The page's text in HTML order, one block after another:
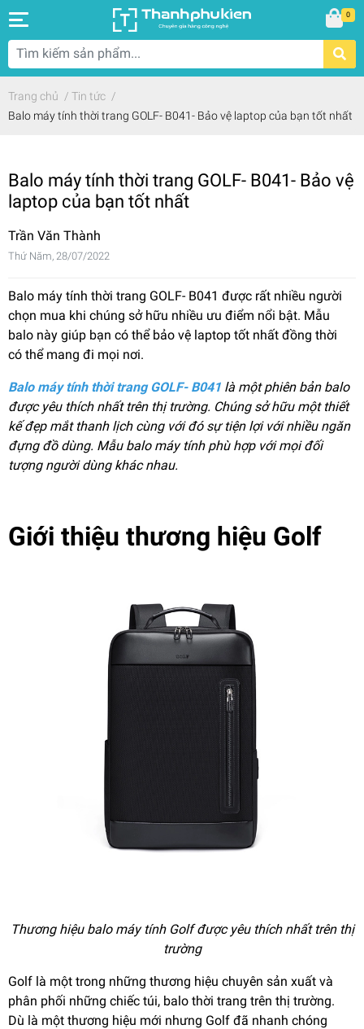
0
Trang chủ / Tin tức /
Balo máy tính thời trang GOLF- B041- Bảo vệ laptop của bạn tốt nhất
Balo máy tính thời trang GOLF- B041- Bảo vệ
laptop của bạn tốt nhất
Trần Văn Thành
Thứ Năm, 28/07/2022
Balo máy tính thời trang GOLF- B041 được rất nhiều người
chọn mua khi chúng sở hữu nhiều ưu điểm nổi bật. Mẫu
balo này giúp bạn có thể bảo vệ laptop tốt nhất đồng thời
có thể mang đi mọi nơi.
Balo máy tính thời trang GOLF- B041 là một phiên bản balo
được yêu thích nhất trên thị trường. Chúng sở hữu một thiết
kế đẹp mắt thanh lịch cùng với đó sự tiện lợi với nhiều ngăn
đựng đồ dùng. Mẫu balo máy tính phù hợp với mọi đối
tượng người dùng khác nhau.
Giới thiệu thương hiệu Golf
Thương hiệu balo máy tính Golf được yêu thích nhất trên thị
trường
Golf là một trong những thương hiệu chuyên sản xuất và
phân phối những chiếc túi, balo thời trang trên thị trường.
Dù là một thương hiệu mới nhưng Golf đã nhanh chóng